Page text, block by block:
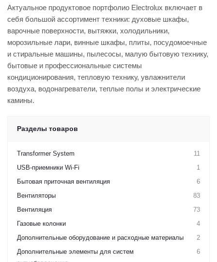
Актуальное продуктовое портфолио Electrolux включает в
себя большой ассортимент техники: духовые шкафы,
варочные поверхности, вытяжки, холодильники,
морозильные лари, винные шкафы, плиты, посудомоечные
и стиральные машины, пылесосы, малую бытовую технику,
бытовые и профессиональные системы
кондиционирования, тепловую технику, увлажнители
воздуха, водонагреватели, теплые полы и электрические
камины.
Разделы товаров
Transformer System
11
USB-приемники Wi-Fi
1
Бытовая приточная вентиляция
6
Вентиляторы
83
Вентиляция
73
Газовые колонки
4
Дополнительные оборудование и расходные материалы
2
Дополнительные элементы для систем
6